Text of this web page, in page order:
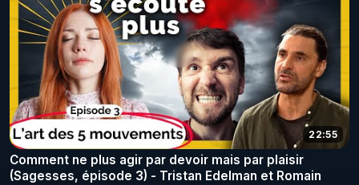
22:55
Comment ne plus agir par devoir mais par plaisir
(Sagesses, épisode 3) - Tristan Edelman et Romain